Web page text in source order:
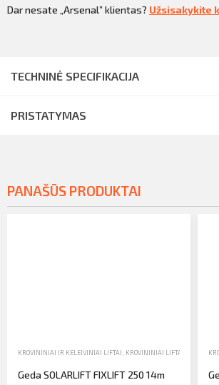
Dar nesate „Arsenal” klientas? Užsisakykite
TECHNINĖ SPECIFIKACIJA
PRISTATYMAS
PANAŠŪS PRODUKTAI
KROVININIAI IR KELEIVINIAI LIFTAI KROVININIAI LIFTAI
Geda SOLARLIFT FIXLIFT 250 14m